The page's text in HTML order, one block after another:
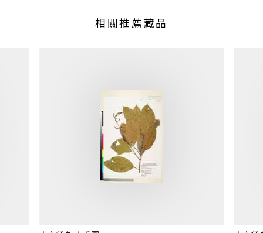
相關推薦藏品